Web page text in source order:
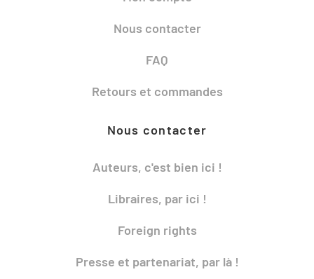
Nous contacter
FAQ
Retours et commandes
Nous contacter
Auteurs, c'est bien ici !
Libraires, par ici !
Foreign rights
Presse et partenariat, par là !